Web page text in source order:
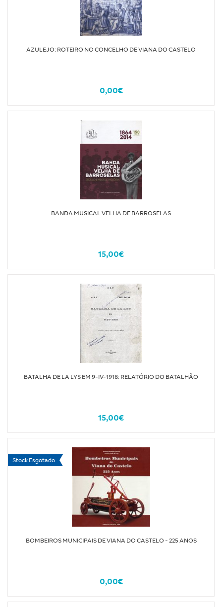
AZULEJO: ROTEIRO NO CONCELHO DE VIANA DO CASTELO
0,00€
BANDA MUSICAL VELHA DE BARROSELAS
15,00€
BATALHA DE LA LYS EM 9-IV-1918: RELATÓRIO DO BATALHÃO
15,00€
BOMBEIROS MUNICIPAIS DE VIANA DO CASTELO - 225 ANOS
0,00€
Stock Esgotado